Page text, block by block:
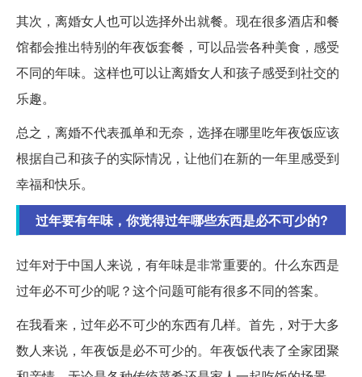
其次，离婚女人也可以选择外出就餐。现在很多酒店和餐
馆都会推出特别的年夜饭套餐，可以品尝各种美食，感受
不同的年味。这样也可以让离婚女人和孩子感受到社交的
乐趣。
总之，离婚不代表孤单和无奈，选择在哪里吃年夜饭应该
根据自己和孩子的实际情况，让他们在新的一年里感受到
幸福和快乐。
过年要有年味，你觉得过年哪些东西是必不可少的?
过年对于中国人来说，有年味是非常重要的。什么东西是
过年必不可少的呢？这个问题可能有很多不同的答案。
在我看来，过年必不可少的东西有几样。首先，对于大多
数人来说，年夜饭是必不可少的。年夜饭代表了全家团聚